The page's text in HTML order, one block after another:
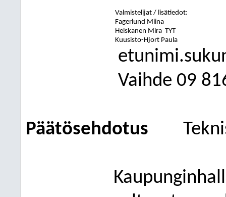
Valmistelijat / lisätiedot:
Fagerlund Miina
Heiskanen Mira TYT
Kuusisto-Hjort Paula
Vaihde 09
Päätösehdotus